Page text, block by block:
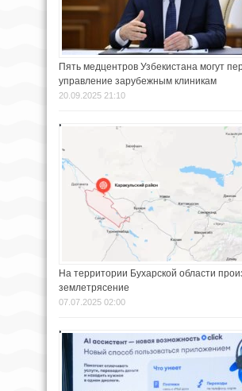
Пять медцентров Узбекистана могут
управление зарубежным клиникам
20.09.2025 21:10
На территории Бухарской области
землетрясение
07.07.2025 02:00